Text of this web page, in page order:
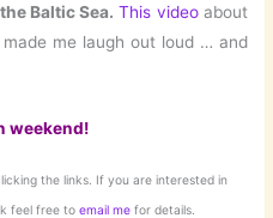
Baltic Sea. This videoabout
me laugh out loud … and
weekend!
the links. If you are interested in
feel free to email me for details.